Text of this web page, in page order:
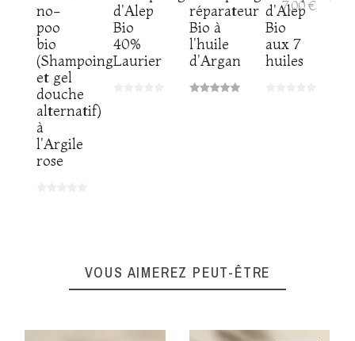
no-
poo
bio
(Shampoing
et gel
douche
alternatif)
à
l'Argile
rose
d'Alep
Bio
40%
Laurier
réparateur
Bio à
l'huile
d'Argan
d'Alep
Bio
aux 7
huiles
7,00 €
VOUS AIMEREZ PEUT-ÊTRE